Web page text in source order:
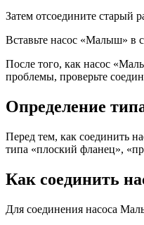
Затем отсоедините старый
Вставьте насос «Малыш» в
После того, как насос
проблемы, проверьте
Определение
Перед тем, как соединить
типа «плоский фланец»,
Как соединить
Для соединения насоса